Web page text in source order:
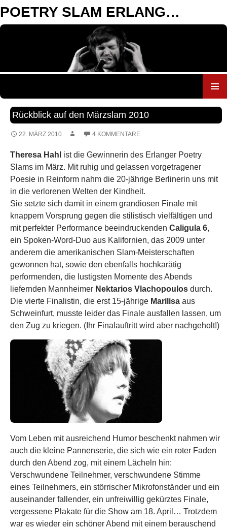
POETRY SLAM ERLANGEN
INHALT
SPRINGEN
Rückblick auf den Märzslam 2010
22. MÄRZ 2010 4 KOMMENTARE
Theresa Hahl ist die Gewinnerin des Erlanger Poetry
Slams im März. Mit ruhig und gelassen vorgetragener
Poesie in Reinform nahm die 20-jährige Berlinerin uns mit
in die verlorenen Welten der Kindheit.
Sie setzte sich damit in einem grandiosen Finale mit
knappem Vorsprung gegen die stilistisch vielfältigen und
mit perfekter Performance beeindruckenden Caligula 6,
ein Spoken-Word-Duo aus Kalifornien, das 2009 unter
anderem die amerikanischen Slam-Meisterschaften
gewonnen hat, sowie den ebenfalls hochkarätig
performenden, die lustigsten Momente des Abends
liefernden Mannheimer Nektarios Vlachopoulos durch.
Die vierte Finalistin, die erst 15-jährige Marilisa aus
Schweinfurt, musste leider das Finale ausfallen lassen, um
den Zug zu kriegen. (Ihr Finalauftritt wird aber nachgeholt!)
Vom Leben mit ausreichend Humor beschenkt nahmen wir
auch die kleine Pannenserie, die sich wie ein roter Faden
durch den Abend zog, mit einem Lächeln hin:
Verschwundene Teilnehmer, verschwundene Stimme
eines Teilnehmers, ein störrischer Mikrofonständer und ein
auseinander fallender, ein unfreiwillig gekürztes Finale,
vergessene Plakate für die Show am 18. April… Trotzdem
war es wieder ein schöner Abend mit einem berauschend